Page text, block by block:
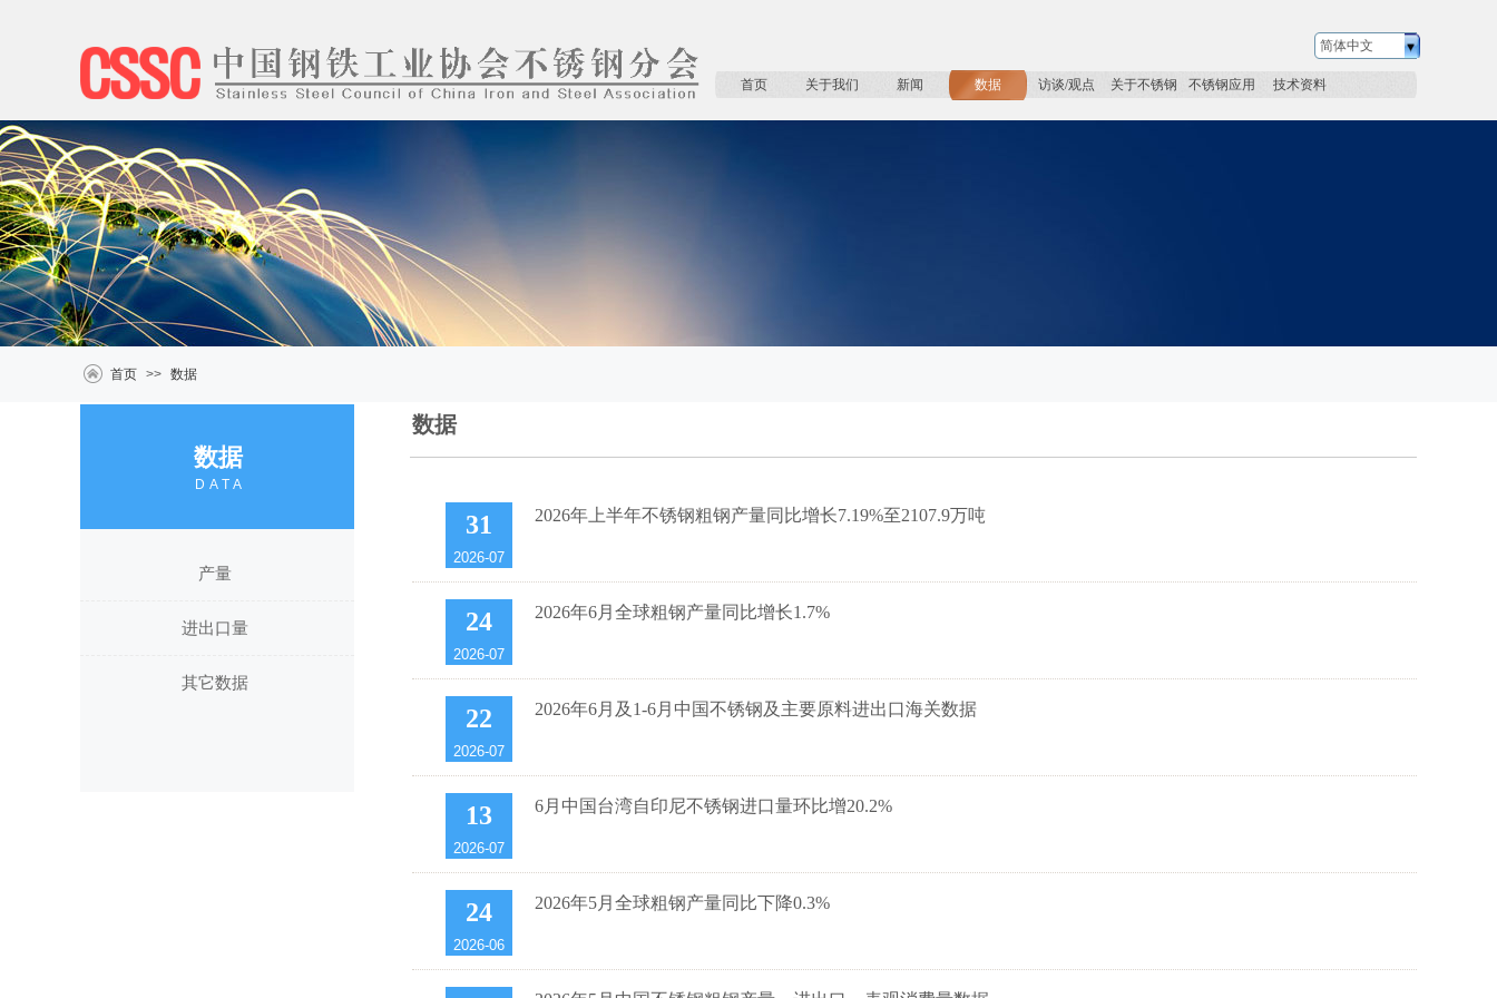
首页 关于我们 新闻 数据 访谈/观点 关于不锈钢 不锈钢应用 技术资料
简体中文
首页 >> 数据
数据
DATA
产量
进出口量
其它数据
数据
31
2026-07
2026年上半年不锈钢粗钢产量同比增长7.19%至2107.9万吨
24
2026-07
2026年6月全球粗钢产量同比增长1.7%
22
2026-07
2026年6月及1-6月中国不锈钢及主要原料进出口海关数据
13
2026-07
6月中国台湾自印尼不锈钢进口量环比增20.2%
24
2026-06
2026年5月全球粗钢产量同比下降0.3%